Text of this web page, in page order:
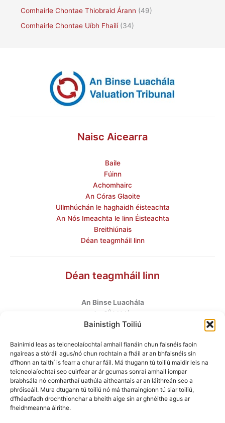
Bainistigh Toiliú
Bainimid leas as teicneolaíochtaí amhail fianáin chun faisnéis faoin
ngaireas a stóráil agus/nó chun rochtain a fháil ar an bhfaisnéis sin
d’fhonn an taithí is fearr a chur ar fáil. Má thugann tú toiliú maidir leis na
teicneolaíochtaí seo cuirfear ar ár gcumas sonraí amhail iompar
brabhsála nó comharthaí uathúla aitheantais ar an láithreán seo a
phróiseáil. Mura dtugann tú toiliú nó má tharraingíonn tú siar toiliú,
d’fhéadfadh drochthionchar a bheith aige sin ar ghnéithe agus ar
fheidhmeanna áirithe.
Comhairle Chontae Thiobraid Árann (49)
Comhairle Chontae Uíbh Fhailí(34)
Naisc Aicearra
Baile
Fúinn
Achomhairc
An Córas Glaoite
Ullmhúchán le haghaidh éisteachta
An Nós Imeachta le linn Éisteachta
Breithiúnais
Déan teagmháil linn
Déan teagmháil linn
An Binse Luachála
An 6úhUrlár
Halla Mhargadh na Feirme
Baile Átha Cliath 7
D07 AEF4
Teileafón: +353 1 6760130
Ríomhphost:info@valuationtribunal.ie